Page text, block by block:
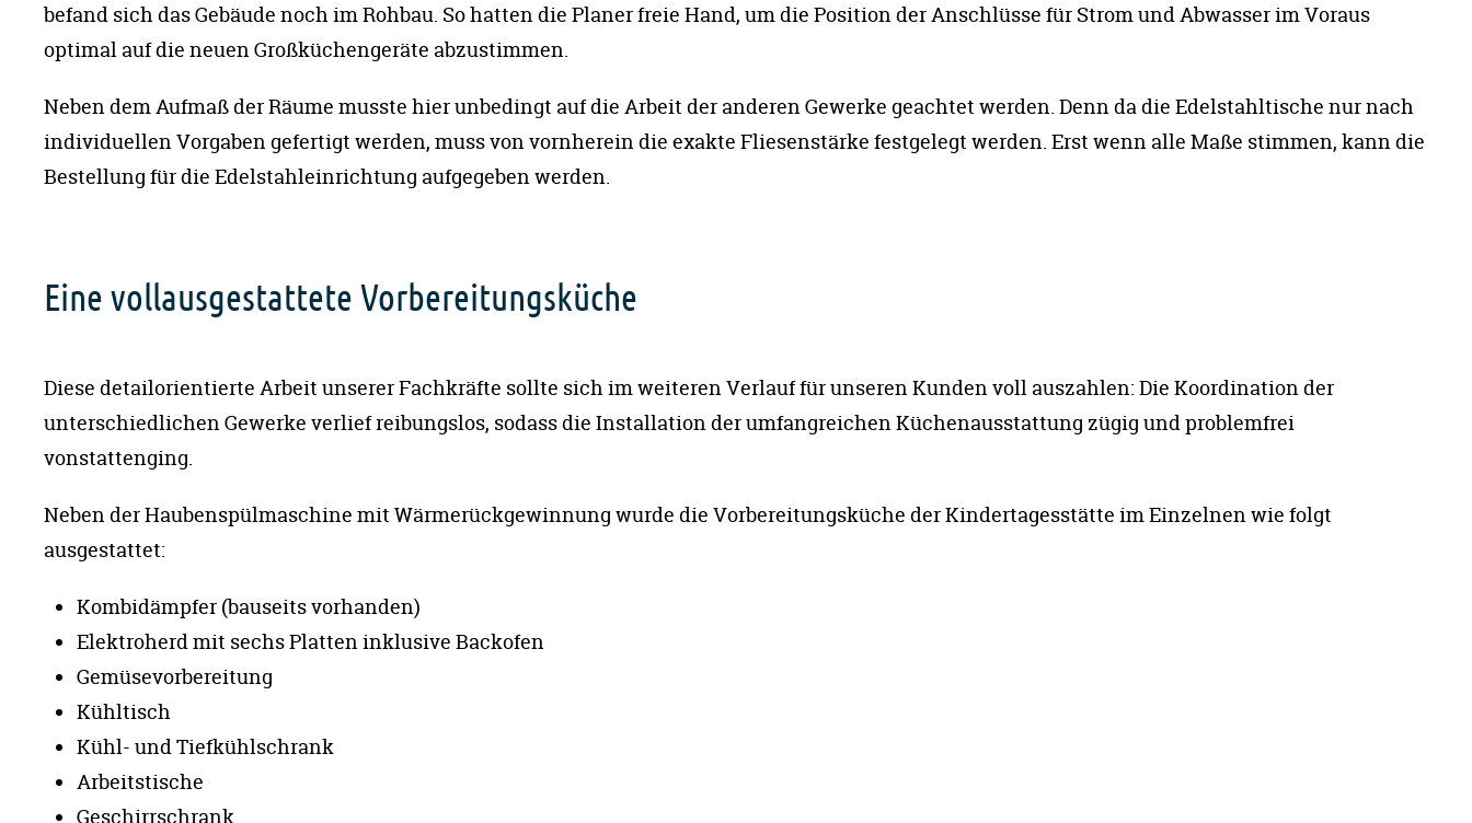
befand sich das Gebäude noch im Rohbau. So hatten die Planer freie Hand, um die Position der Anschlüsse für Strom und Abwasser im Voraus
optimal auf die neuen Großküchengeräte abzustimmen.
Neben dem Aufmaß der Räume musste hier unbedingt auf die Arbeit der anderen Gewerke geachtet werden. Denn da die Edelstahltische nur nach
individuellen Vorgaben gefertigt werden, muss von vornherein die exakte Fliesenstärke festgelegt werden. Erst wenn alle Maße stimmen, kann die
Bestellung für die Edelstahleinrichtung aufgegeben werden.
Eine vollausgestattete Vorbereitungsküche
Diese detailorientierte Arbeit unserer Fachkräfte sollte sich im weiteren Verlauf für unseren Kunden voll auszahlen: Die Koordination der
unterschiedlichen Gewerke verlief reibungslos, sodass die Installation der umfangreichen Küchenausstattung zügig und problemfrei
vonstattenging.
Neben der Haubenspülmaschine mit Wärmerückgewinnung wurde die Vorbereitungsküche der Kindertagesstätte im Einzelnen wie folgt
ausgestattet:
Kombidämpfer (bauseits vorhanden)
Elektroherd mit sechs Platten inklusive Backofen
Gemüsevorbereitung
Kühltisch
Kühl- und Tiefkühlschrank
Arbeitstische
Geschirrschrank